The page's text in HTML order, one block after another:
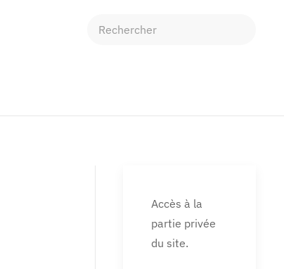
Accès à la
partie privée
du site.